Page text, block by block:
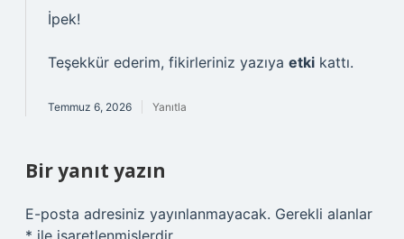
İpek!
Teşekkür ederim, fikirleriniz yazıya etki kattı.
Temmuz 6, 2026 Yanıtla
Bir yanıt yazın
E-posta adresiniz yayınlanmayacak. Gerekli alanlar
* ile işaretlenmişlerdir